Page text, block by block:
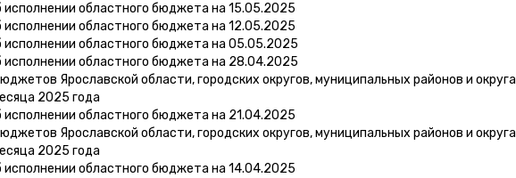
областного бюджета на 15.05.2025
областного бюджета на 12.05.2025
областного бюджета на 05.05.2025
областного бюджета на 28.04.2025
Ярославской области, городских округов, муниципальных районов и округа
2025 года
областного бюджета на 21.04.2025
Ярославской области, городских округов, муниципальных районов и округа
2025 года
областного бюджета на 14.04.2025